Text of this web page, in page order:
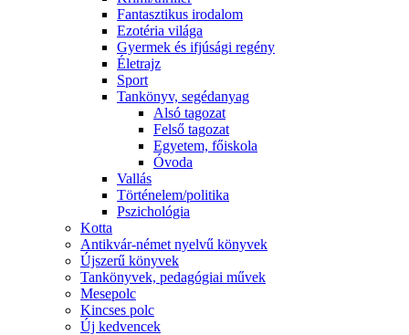
Fantasztikus irodalom
Ezotéria világa
Gyermek és ifjúsági regény
Életrajz
Sport
Tankönyv, segédanyag
Alsó tagozat
Felső tagozat
Egyetem, főiskola
Óvoda
Vallás
Történelem/politika
Pszichológia
Kotta
Antikvár-német nyelvű könyvek
Újszerű könyvek
Tankönyvek, pedagógiai művek
Mesepolc
Kincses polc
Új kedvencek